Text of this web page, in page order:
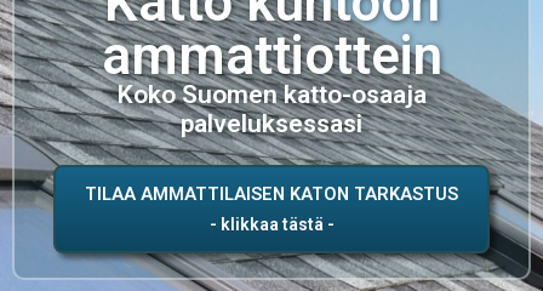
ammattiottein
Koko Suomen katto-osaaja
palveluksessasi
TILAA AMMATTILAISEN KATON TARKASTUS